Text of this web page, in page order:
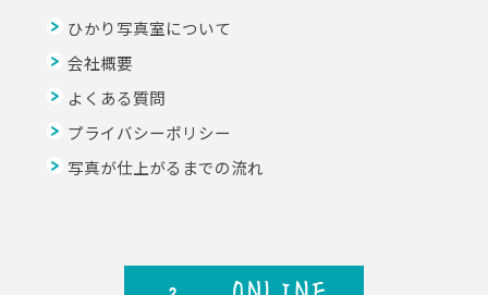
ひかり写真室について
会社概要
よくある質問
プライバシーポリシー
写真が仕上がるまでの流れ